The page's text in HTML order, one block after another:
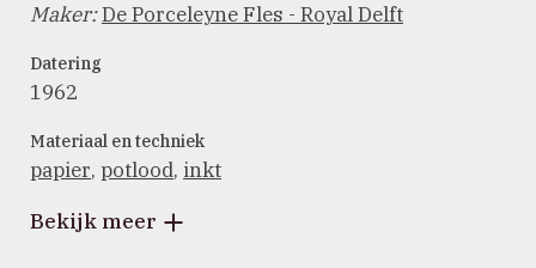
Maker:De Porceleyne Fles - Royal Delft
Datering
1962
Materiaal en techniek
papier, potlood, inkt
Bekijk meer